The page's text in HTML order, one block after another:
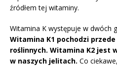
źródłem tej witaminy.
Witamina K występuje w dwóch
Witamina K1 pochodzi
roślinnych. Witamina K2 jest
w naszych jelitach. Co